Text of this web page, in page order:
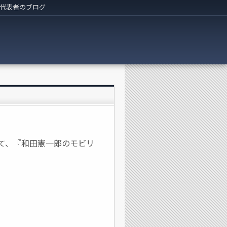
代表者のブログ
『和田憲一郎のモビリ